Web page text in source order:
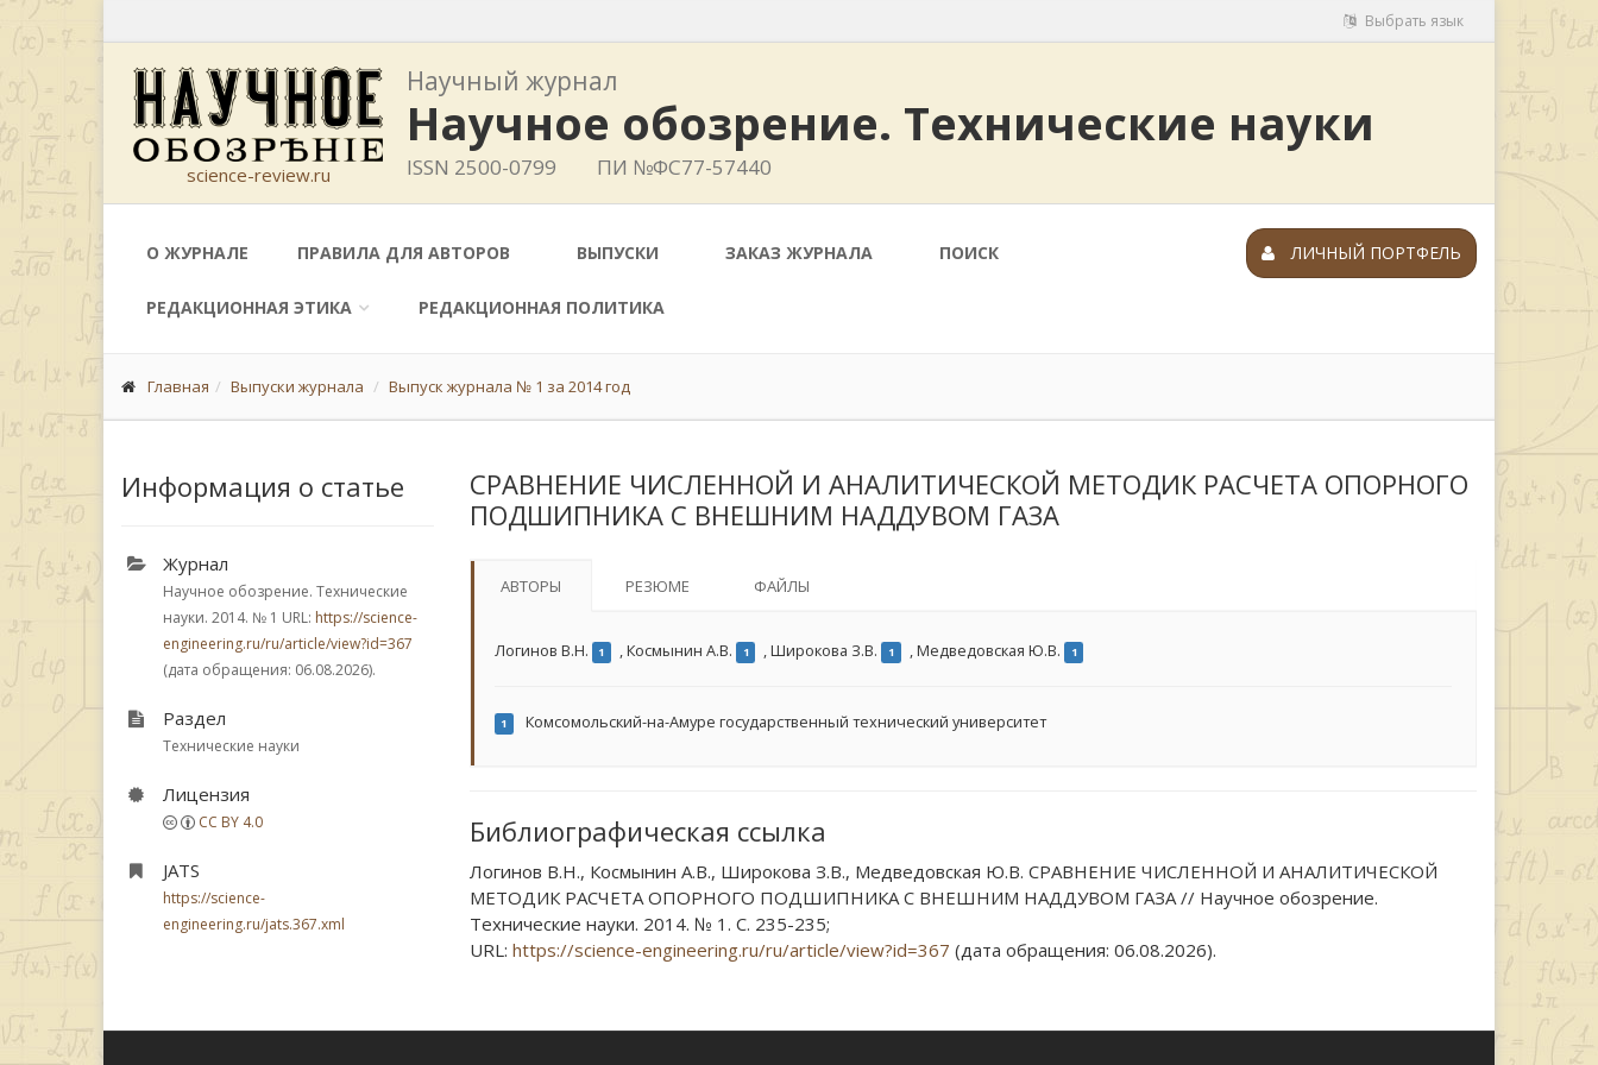
Выбрать язык
science-review.ru
Научный журнал
Научное обозрение. Технические науки
ISSN 2500-0799 ПИ №ФС77-57440
О ЖУРНАЛЕ ПРАВИЛА ДЛЯ АВТОРОВ ВЫПУСКИ ЗАКАЗ ЖУРНАЛА ПОИСК
РЕДАКЦИОННАЯ ЭТИКА РЕДАКЦИОННАЯ ПОЛИТИКА
ЛИЧНЫЙ ПОРТФЕЛЬ
Главная Выпуски журнала Выпуск журнала № 1 за 2014 год
Информация о статье
Журнал
Научное обозрение. Технические
науки. 2014. № 1 URL: https://science-
engineering.ru/ru/article/view?id=367
(дата обращения: 06.08.2026).
Раздел
Технические науки
Лицензия
CC BY 4.0
JATS
https://science-
engineering.ru/jats.367.xml
СРАВНЕНИЕ ЧИСЛЕННОЙ И АНАЛИТИЧЕСКОЙ МЕТОДИК РАСЧЕТА ОПОРНОГО
ПОДШИПНИКА С ВНЕШНИМ НАДДУВОМ ГАЗА
АВТОРЫ РЕЗЮМЕ ФАЙЛЫ
Логинов В.Н. 1 ,Космынин А.В. 1 ,Широкова З.В. 1 ,Медведовская Ю.В. 1
1 Комсомольский-на-Амуре государственный технический университет
Библиографическая ссылка
Логинов В.Н., Космынин А.В., Широкова З.В., Медведовская Ю.В. СРАВНЕНИЕ ЧИСЛЕННОЙ И АНАЛИТИЧЕСКОЙ
МЕТОДИК РАСЧЕТА ОПОРНОГО ПОДШИПНИКА С ВНЕШНИМ НАДДУВОМ ГАЗА // Научное обозрение.
Технические науки. 2014. № 1. С. 235-235;
URL: https://science-engineering.ru/ru/article/view?id=367 (дата обращения: 06.08.2026).